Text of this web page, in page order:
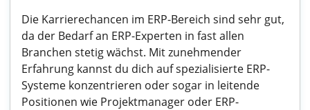
Die Karrierechancen im ERP-Bereich sind sehr gut,
da der Bedarf an ERP-Experten in fast allen
Branchen stetig wächst. Mit zunehmender
Erfahrung kannst du dich auf spezialisierte ERP-
Systeme konzentrieren oder sogar in leitende
Positionen wie Projektmanager oder ERP-